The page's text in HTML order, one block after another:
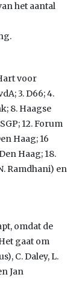
het aantal
voor
3. D66; 4.
8. Haagse
12. Forum
Haag; 16
Haag; 18.
Ramdhani) en
omdat de
gaat om
C. Daley, L.
Jan